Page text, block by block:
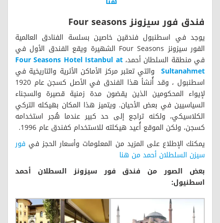
فندق فور سيزونز Four seasons
يوجد في اسطنبول فندقين خاصين بسلسة الفنادق العالمية
الفور سيزونز Four Seasons الشهيرة ويقع الفندق الأول في
في منطقة السلطان أحمد، Four Seasons Hotel Istanbul at
Sultanahmet والتي تعتبر مركز الأماكن الأثرية والتاريخية في
اسطنبول ، وقد أُنشأ هذا الفندق في الأصل كسجن عام 1920
لإيواء المحكومين الذين يقضون مدة زمنية قصيرة والسجناء
السياسيين في بعض الأحيان. ويتميز هذا المكان بهيكله التركي
الكلاسيكي، ولكنه تراجع إلى حد كبير عندما هُجر استخدامه
كسجن، ولكن الموقع أُعيد هيكلته للاستخدام كفندق عام 1996.
يمكنك الإطلاع على المزيد من المعلومات وأسعار الحجز في فور
سيزن السلطلان أحمد من هنا
بعض الصور من فندق فور سيزونز السطلان أحمد
اسطنيول: